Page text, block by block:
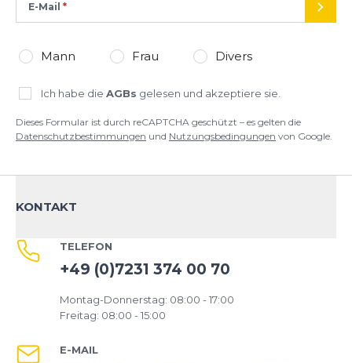
E-Mail
Mann Frau Divers
Ich habe die AGBs gelesen und akzeptiere sie.
Dieses Formular ist durch reCAPTCHA geschützt – es gelten die
Datenschutzbestimmungen und Nutzungsbedingungen von Google.
KONTAKT
TELEFON
+49 (0)7231 374 00 70
Montag-Donnerstag: 08:00 - 17:00
Freitag: 08:00 - 15:00
E-MAIL